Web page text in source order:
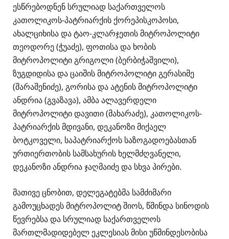
ესწრებოდნენ სრულიად საქართველოს
კათოლიკოს-პატრიარქის ქორეპისკოპოსი,
ახალციხისა და ტაო-კლარჯეთის მიტროპოლიტი
თეოდორე (ჭუაძე), ფოთისა და ხობის
მიტროპოლიტი გრიგოლი (ბერბიჭაშვილი),
ზუგდიდისა და ცაიშის მიტროპოლიტი გერასიმე
(შარაშენიძე), გორისა და ატენის მიტროპოლიტი
ანდრია (გვაზავა), ამბა ალავერდელი
მიტროპოლიტი დავითი (მახარაძე), კათოლიკოს-
პატრიარქის მდივანი, დეკანოზი მიქაელ
ბოტკოველი, საპატრიარქოს საზოგადოებასთან
ურთიერთობის სამსახურის ხელმძღვანელი,
დეკანოზი ანდრია ჯაღმაიძე და სხვა პირები.
მათივე ცნობით, დელეგატებმა სამძიმარი
გამოუცხადეს მიტროპოლიტ შიოს, წმინდა სინოდის
წევრებსა და სრულიად საქართველოს
მართლმადიდებელ ეკლესიას მისი უწმინდესობისა